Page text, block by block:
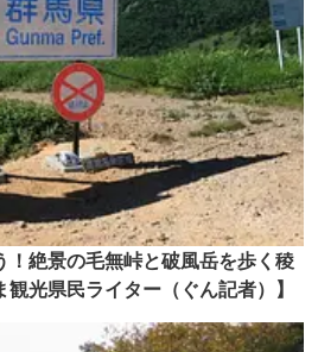
！絶景の毛無峠と破風岳を歩く稜
光県民ライター（ぐん記者）】